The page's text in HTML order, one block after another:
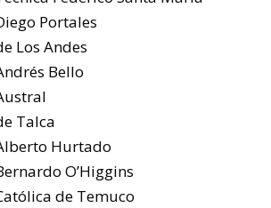
Portales
Los Andes
Bello
Talca
Hurtado
O’Higgins
de Temuco